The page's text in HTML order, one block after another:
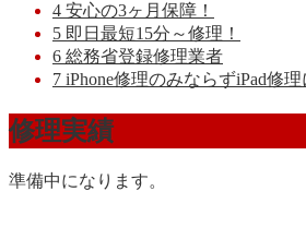
4 安心の3ヶ月保障！
5 即日最短15分～修理！
6 総務省登録修理業者
7 iPhone修理のみならずiPad修
修理実績
準備中になります。